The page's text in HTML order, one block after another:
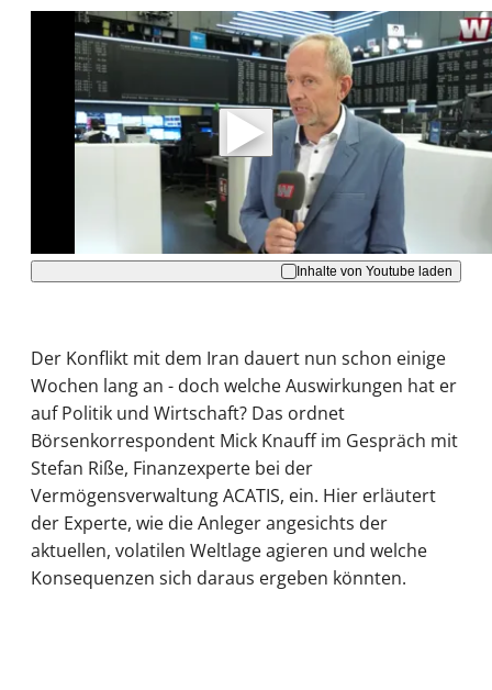
Mit der Wiedergabe dieses Videos werden
Daten an Youtube übertragen.
Hinweise dazu erhalten Sie in der Datenschutzerklärung.
Akzeptieren
Inhalte von Youtube laden
Der Konflikt mit dem Iran dauert nun schon einige
Wochen lang an - doch welche Auswirkungen hat er
auf Politik und Wirtschaft? Das ordnet
Börsenkorrespondent Mick Knauff im Gespräch mit
Stefan Riße, Finanzexperte bei der
Vermögensverwaltung ACATIS, ein. Hier erläutert
der Experte, wie die Anleger angesichts der
aktuellen, volatilen Weltlage agieren und welche
Konsequenzen sich daraus ergeben könnten.